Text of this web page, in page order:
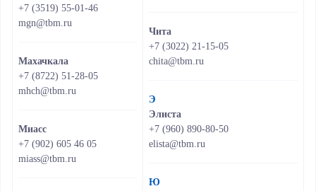
+7 (3519) 55-01-46
mgn@tbm.ru
Махачкала
+7 (8722) 51-28-05
mhch@tbm.ru
Миасс
+7 (902) 605 46 05
miass@tbm.ru
Чита
+7 (3022) 21-15-05
chita@tbm.ru
Э
Элиста
+7 (960) 890-80-50
elista@tbm.ru
Ю